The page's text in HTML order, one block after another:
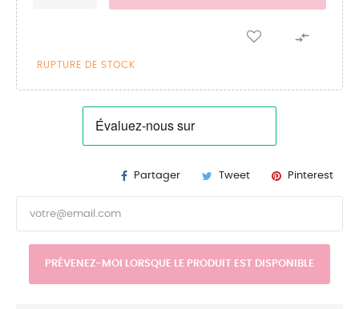

RUPTURE DE STOCK
Partager Tweet Pinterest
PRÉVENEZ-MOI LORSQUE LE PRODUIT EST DISPONIBLE